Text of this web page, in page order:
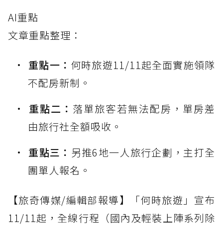
AI重點
文章重點整理：
重點一： 何時旅遊11/11起全面實施領隊
不配房新制。
重點二： 落單旅客若無法配房，單房差
由旅行社全額吸收。
重點三： 另推6地一人旅行企劃，主打全
團單人報名。
【旅奇傳媒/編輯部報導】「何時旅遊」宣布
11/11起，全線行程（國內及輕裝上陣系列除